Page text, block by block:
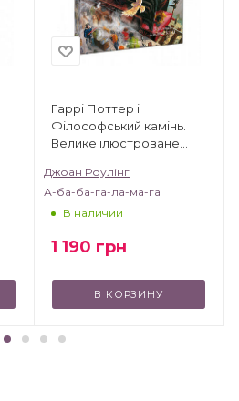
Гаррі Поттер і
Філософський камінь.
Велике ілюстроване
Джоан Роулінг
А-ба-ба-га-ла-ма-га
В наличии
1 190 грн
В КОРЗИНУ